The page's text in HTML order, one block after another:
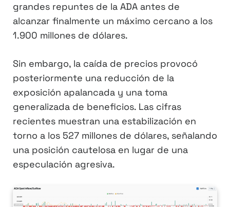
grandes repuntes de la ADA antes de
alcanzar finalmente un máximo cercano a los
1.900 millones de dólares.
Sin embargo, la caída de precios provocó
posteriormente una reducción de la
exposición apalancada y una toma
generalizada de beneficios. Las cifras
recientes muestran una estabilización en
torno a los 527 millones de dólares, señalando
una posición cautelosa en lugar de una
especulación agresiva.